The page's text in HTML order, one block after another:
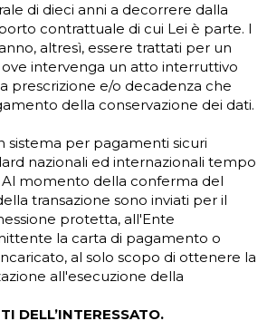
di dieci anni a decorrere dalla
contrattuale di cui Lei è parte. I
altresì, essere trattati per un
intervenga un atto interruttivo
prescrizione e/o decadenza che
della conservazione dei dati.
sistema per pagamenti sicuri
nazionali ed internazionali tempo
momento della conferma del
transazione sono inviati per il
protetta, all'Ente
la carta di pagamento o
al solo scopo di ottenere la
all'esecuzione della
DELL’INTERESSATO.